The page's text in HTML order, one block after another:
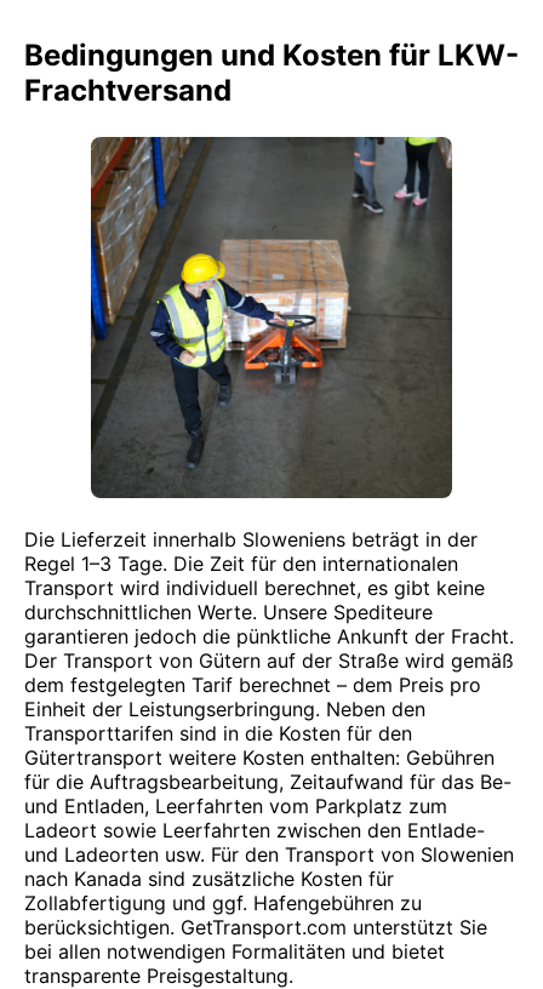
Bedingungen und Kosten für LKW-
Frachtversand
Die Lieferzeit innerhalb Sloweniens beträgt in der
Regel 1–3 Tage. Die Zeit für den internationalen
Transport wird individuell berechnet, es gibt keine
durchschnittlichen Werte. Unsere Spediteure
garantieren jedoch die pünktliche Ankunft der Fracht.
Der Transport von Gütern auf der Straße wird gemäß
dem festgelegten Tarif berechnet – dem Preis pro
Einheit der Leistungserbringung. Neben den
Transporttarifen sind in die Kosten für den
Gütertransport weitere Kosten enthalten: Gebühren
für die Auftragsbearbeitung, Zeitaufwand für das Be-
und Entladen, Leerfahrten vom Parkplatz zum
Ladeort sowie Leerfahrten zwischen den Entlade-
und Ladeorten usw. Für den Transport von Slowenien
nach Kanada sind zusätzliche Kosten für
Zollabfertigung und ggf. Hafengebühren zu
berücksichtigen. GetTransport.com unterstützt Sie
bei allen notwendigen Formalitäten und bietet
transparente Preisgestaltung.